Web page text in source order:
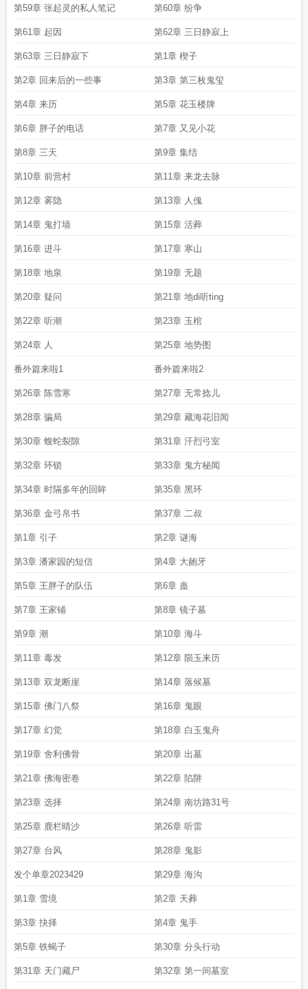
第59章 张起灵的私人笔记 第60章 纷争
第61章 起因 第62章 三日静寂上
第63章 三日静寂下 第1章 楔子
第2章 回来后的一些事 第3章 第三枚鬼玺
第4章 来历 第5章 花玉楼牌
第6章 胖子的电话 第7章 又见小花
第8章 三天 第9章 集结
第10章 前营村 第11章 来龙去脉
第12章 雾隐 第13章 人傀
第14章 鬼打墙 第15章 活葬
第16章 进斗 第17章 寒山
第18章 地泉 第19章 无题
第20章 疑问 第21章 地di听ting
第22章 听潮 第23章 玉棺
第24章 人 第25章 地势图
番外篇来啦1 番外篇来啦2
第26章 陈雪寒 第27章 无常捻儿
第28章 骗局 第29章 藏海花旧闻
第30章 蝮蛇裂隙 第31章 汗烈弓室
第32章 环锁 第33章 鬼方秘闻
第34章 时隔多年的回眸 第35章 黑环
第36章 金弓帛书 第37章 二叔
第1章 引子 第2章 谜海
第3章 潘家园的短信 第4章 大龅牙
第5章 王胖子的队伍 第6章 蛊
第7章 王家铺 第8章 镜子墓
第9章 潮 第10章 海斗
第11章 毒发 第12章 陨玉来历
第13章 双龙断崖 第14章 落候墓
第15章 佛门八祭 第16章 鬼眼
第17章 幻觉 第18章 白玉鬼舟
第19章 舍利佛骨 第20章 出墓
第21章 佛海密卷 第22章 陷阱
第23章 选择 第24章 南坊路31号
第25章 鹿栏晴沙 第26章 听雷
第27章 台风 第28章 鬼影
发个单章2023429 第29章 海沟
第1章 雪境 第2章 天葬
第3章 抉择 第4章 鬼手
第5章 铁蝎子 第30章 分头行动
第31章 天门藏尸 第32章 第一间墓室